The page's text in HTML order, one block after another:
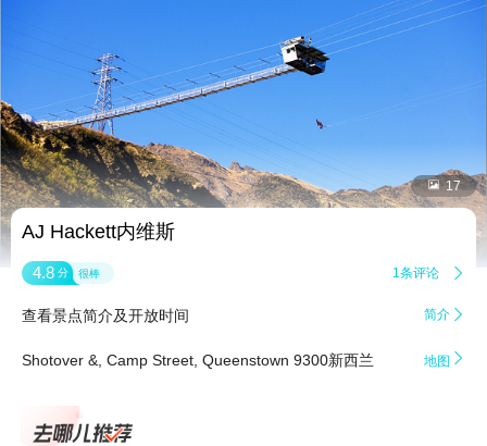
 17
AJ Hackett内维斯
4.8 分 很棒 1条评论 
查看景点简介及开放时间 简介 
Shotover &, Camp Street, Queenstown 9300新西兰 地图 